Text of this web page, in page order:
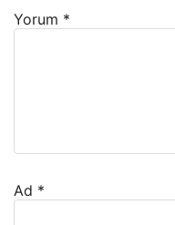
Yorum *
Ad *